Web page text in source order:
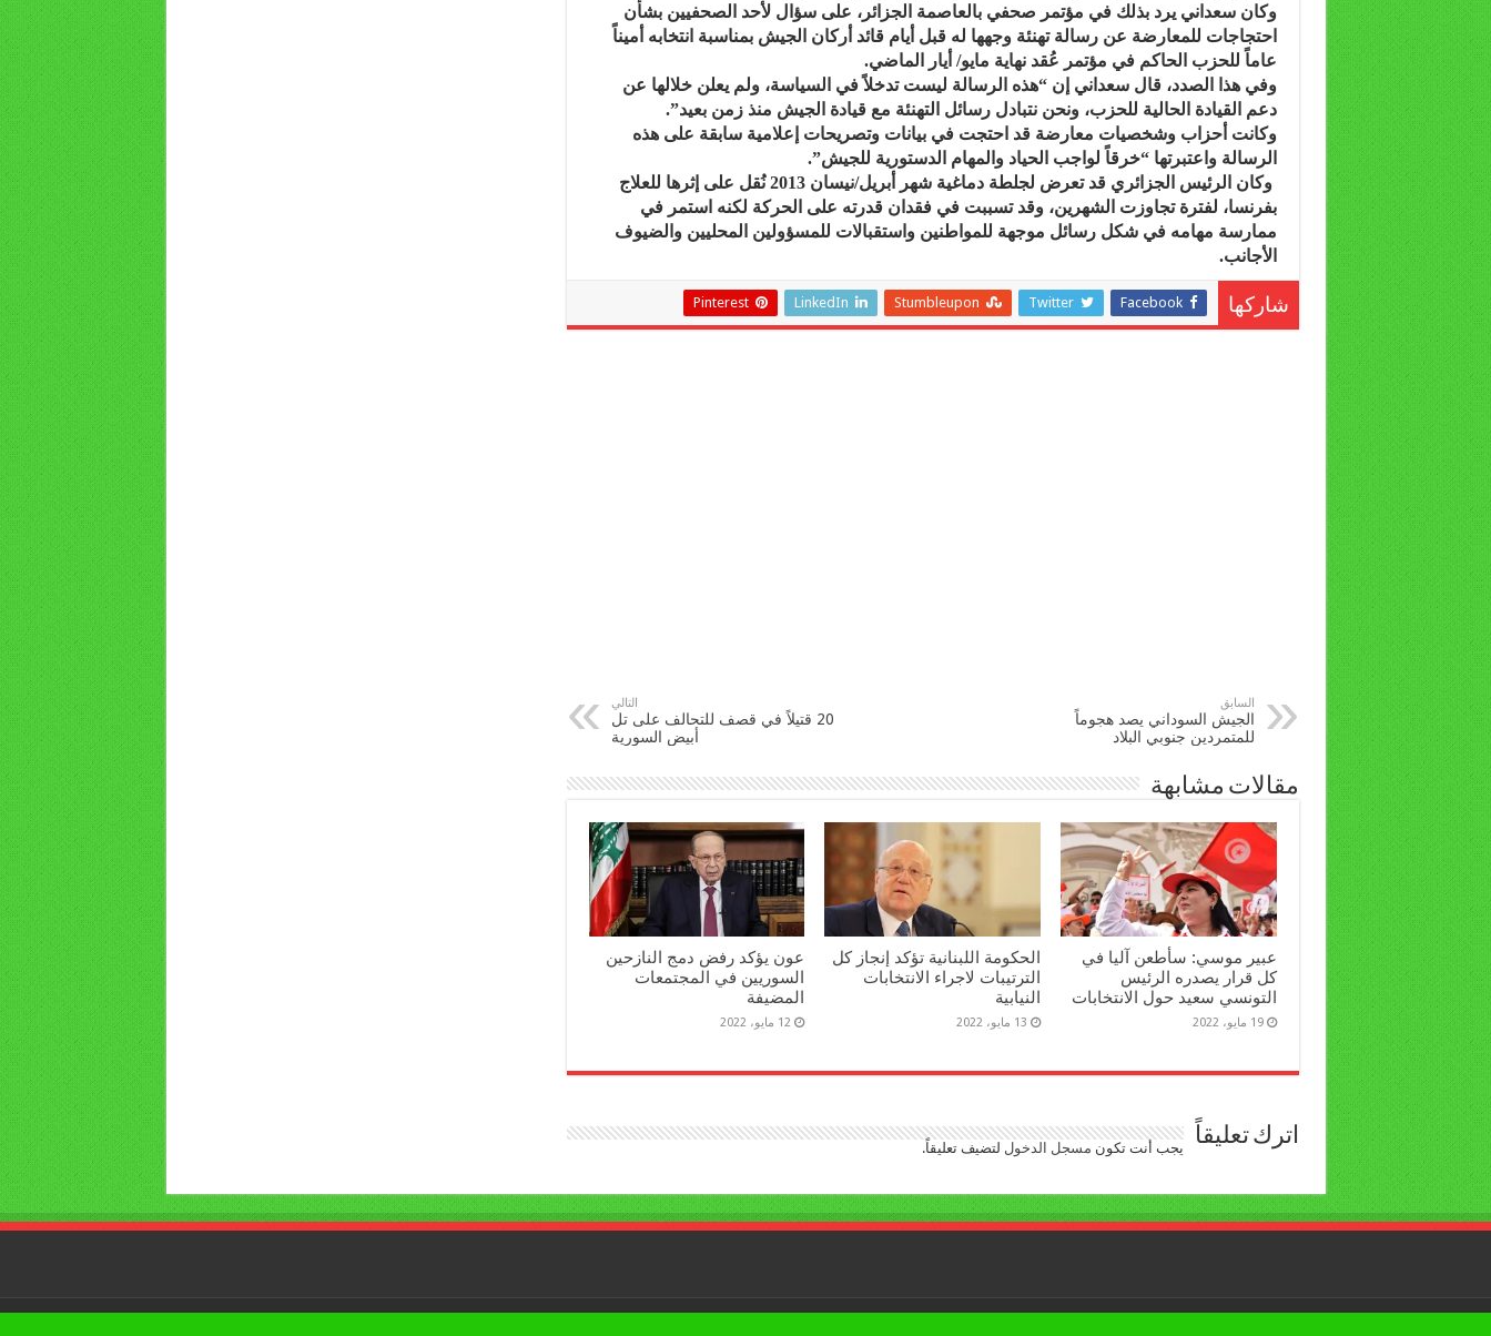
وكان سعداني يرد بذلك في مؤتمر صحفي بالعاصمة الجزائر، على سؤال لأحد الصحفيين بشأن
احتجاجات للمعارضة عن رسالة تهنئة وجهها له قبل أيام قائد أركان الجيش بمناسبة انتخابه أميناً
عاماً للحزب الحاكم في مؤتمر عُقد نهاية مايو/ أيار الماضي.
وفي هذا الصدد، قال سعداني إن “هذه الرسالة ليست تدخلاً في السياسة، ولم يعلن خلالها عن
دعم القيادة الحالية للحزب، ونحن نتبادل رسائل التهنئة مع قيادة الجيش منذ زمن بعيد”.
وكانت أحزاب وشخصيات معارضة قد احتجت في بيانات وتصريحات إعلامية سابقة على هذه
الرسالة واعتبرتها “خرقاً لواجب الحياد والمهام الدستورية للجيش”.
وكان الرئيس الجزائري قد تعرض لجلطة دماغية شهر أبريل/نيسان 2013 نُقل على إثرها للعلاج
بفرنسا، لفترة تجاوزت الشهرين، وقد تسببت في فقدان قدرته على الحركة لكنه استمر في
ممارسة مهامه في شكل رسائل موجهة للمواطنين واستقبالات للمسؤولين المحليين والضيوف
الأجانب.
شاركها Facebook
Twitter
Stumbleupon
LinkedIn
Pinterest
السابق
الجيش السوداني يصد هجوماً
للمتمردين جنوبي البلاد
التالي
20 قتيلاً في قصف للتحالف على تل
أبيض السورية
مقالات مشابهة
عبير موسي: سأطعن آليا في
كل قرار يصدره الرئيس
التونسي سعيد حول الانتخابات
19 مايو، 2022
الحكومة اللبنانية تؤكد إنجاز كل
الترتيبات لاجراء الانتخابات
النيابية
13 مايو، 2022
عون يؤكد رفض دمج النازحين
السوريين في المجتمعات
المضيفة
12 مايو، 2022
اترك تعليقاً يجب أنت تكون مسجل الدخول لتضيف تعليقاً.